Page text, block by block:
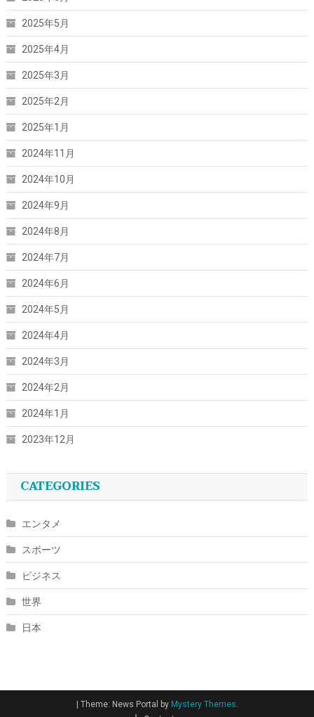
2025年5月
2025年4月
2025年3月
2025年2月
2025年1月
2024年11月
2024年10月
2024年9月
2024年8月
2024年7月
2024年6月
2024年5月
2024年4月
2024年3月
2024年2月
2024年1月
2023年12月
CATEGORIES
エンタメ
スポーツ
ビジネス
世界
日本
| Theme: News Portal by Mystery Themes